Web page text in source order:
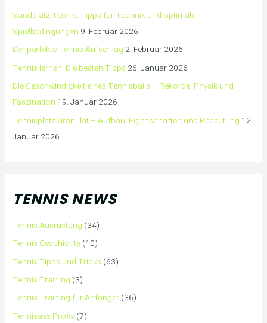
Sandplatz Tennis: Tipps für Technik und optimale
Spielbedingungen 9. Februar 2026
Der perfekte Tennis Aufschlag 2. Februar 2026
Tennis lernen: Die besten Tipps 26. Januar 2026
Die Geschwindigkeit eines Tennisballs – Rekorde, Physik und
Faszination 19. Januar 2026
Tennisplatz Granulat – Aufbau, Eigenschaften und Bedeutung 12.
Januar 2026
TENNIS NEWS
Tennis Ausrüstung (34)
Tennis Geschichte (10)
Tennis Tipps und Tricks (63)
Tennis Training (3)
Tennis Training für Anfänger (36)
Tennisass Profis (7)